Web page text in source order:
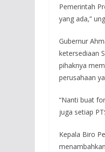
Pemerintah
yang ada,”
Gubernur
ketersediaan
pihaknya
perusahaan
“Nanti buat
juga setiap
Kepala Biro